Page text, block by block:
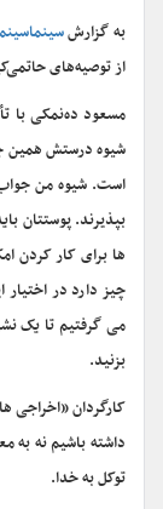
به گزارش
از توصیه‌های
مسعود ده‌نمکی با
شیوه درستش همین
است. شیوه من جواب
بپذیرند. پوستتان
ها برای کار کردن
چیز دارد در اختیار
می گرفتیم تا یک
بزنید.
کارگردان «اخراجی
داشته باشیم نه به
توکل به خدا.